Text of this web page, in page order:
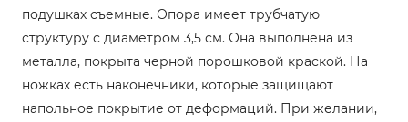
подушках съемные. Опора имеет трубчатую
структуру с диаметром 3,5 см. Она выполнена из
металла, покрыта черной порошковой краской. На
ножках есть наконечники, которые защищают
напольное покрытие от деформаций. При желании,